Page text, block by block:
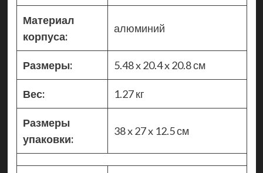
Материал
корпуса:
алюминий
Размеры: 5.48 x 20.4 x 20.8 см
Вес: 1.27 кг
Размеры
упаковки:
38 x 27 x 12.5 см